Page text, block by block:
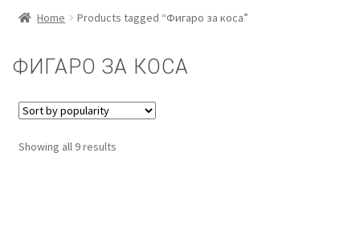
UNDP
Home Products tagged “Фигаро за коса”
ФИГАРО ЗА КОСА
Showing all 9 results